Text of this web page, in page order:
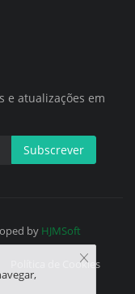
e atualizações em
Subscrever
by HJMSoft
Política de Cookies